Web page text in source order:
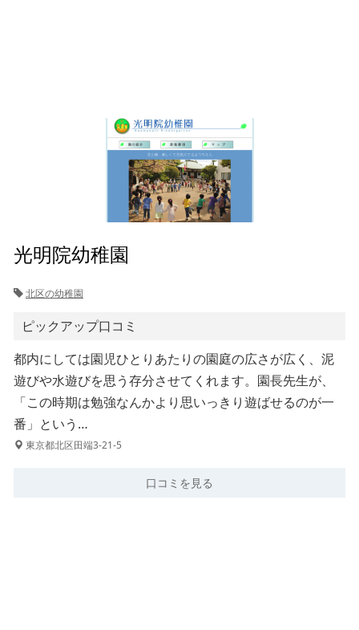
光明院幼稚園
北区の幼稚園
ピックアップ口コミ
都内にしては園児ひとりあたりの園庭の広さが広く、泥
遊びや水遊びを思う存分させてくれます。園長先生が、
「この時期は勉強なんかより思いっきり遊ばせるのが一
番」という…
東京都北区田端3-21-5
口コミを見る